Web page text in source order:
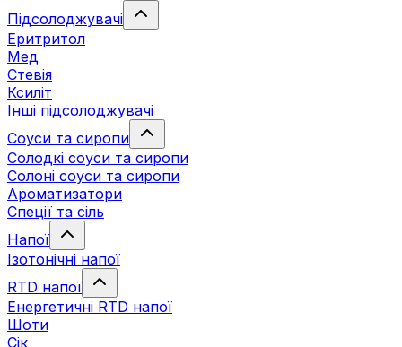
Підсолоджувачі
Еритритол
Мед
Стевія
Ксиліт
Інші підсолоджувачі
Соуси та сиропи
Солодкі соуси та сиропи
Солоні соуси та сиропи
Ароматизатори
Спеції та сіль
Напої
Ізотонічні напої
RTD напої
Енергетичні RTD напої
Шоти
Сік